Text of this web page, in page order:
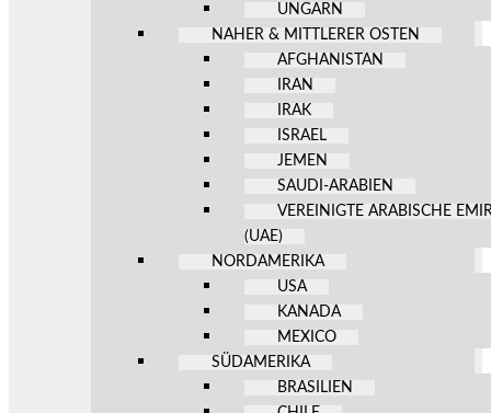
UNGARN
NAHER & MITTLERER OSTEN
AFGHANISTAN
IRAN
IRAK
ISRAEL
JEMEN
SAUDI-ARABIEN
VEREINIGTE ARABISCHE
(UAE)
NORDAMERIKA
USA
KANADA
MEXICO
SÜDAMERIKA
BRASILIEN